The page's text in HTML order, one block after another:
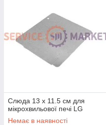
Слюда 13 x 11.5 см для
мікрохвильової печі LG
Немає в наявності